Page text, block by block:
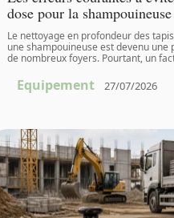
dose pour la shampouineuse
Le nettoyage en profondeur des
une shampouineuse est devenu
de nombreux foyers. Pourtant, un
Equipement 27/07/2026